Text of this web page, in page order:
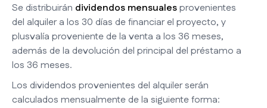
Se distribuirán dividendos mensualesprovenientes
del alquiler a los 30 días de financiar el proyecto, y
plusvalía proveniente de la venta a los 36 meses,
además de la devolución del principal del préstamo a
los 36 meses.
Los dividendos provenientes del alquiler serán
calculados mensualmente de la siguiente forma: